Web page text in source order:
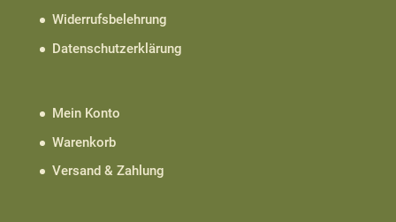
Widerrufsbelehrung
Datenschutzerklärung
Mein Konto
Warenkorb
Versand & Zahlung